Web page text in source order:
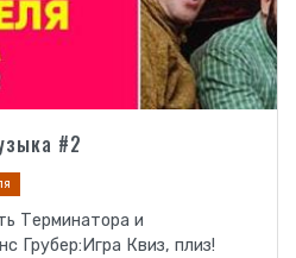
#2
Терминатора и
Грубер:Игра Квиз, плиз!